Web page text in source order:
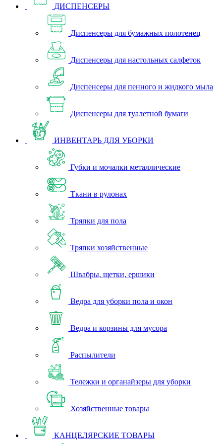
ДИСПЕНСЕРЫ
Диспенсеры для бумажных полотенец
Диспенсеры для настольных салфеток
Диспенсеры для пенного и жидкого мыла
Диспенсеры для туалетной бумаги
ИНВЕНТАРЬ ДЛЯ УБОРКИ
Губки и мочалки металлические
Ткани в рулонах
Тряпки для пола
Тряпки хозяйственные
Швабры, щетки, ершики
Ведра для уборки пола и окон
Ведра и корзины для мусора
Распылители
Тележки и органайзеры для уборки
Хозяйственные товары
КАНЦЕЛЯРСКИЕ ТОВАРЫ